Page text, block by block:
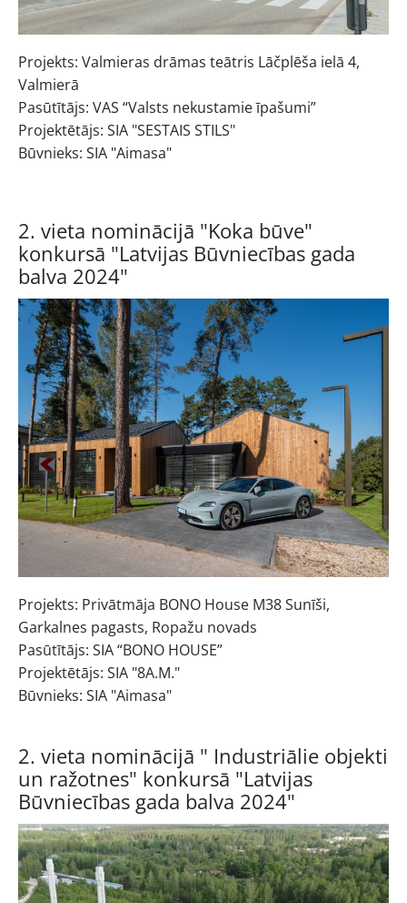
Projekts: Valmieras drāmas teātris Lāčplēša ielā 4,
Valmierā
Pasūtītājs: VAS “Valsts nekustamie īpašumi”
Projektētājs: SIA "SESTAIS STILS"
Būvnieks: SIA "Aimasa"
2. vieta nominācijā "Koka būve"
konkursā "Latvijas Būvniecības gada
balva 2024"
Projekts: Privātmāja BONO House M38 Sunīši,
Garkalnes pagasts, Ropažu novads
Pasūtītājs: SIA “BONO HOUSE”
Projektētājs: SIA "8A.M."
Būvnieks: SIA "Aimasa"
2. vieta nominācijā " Industriālie objekti
un ražotnes" konkursā "Latvijas
Būvniecības gada balva 2024"